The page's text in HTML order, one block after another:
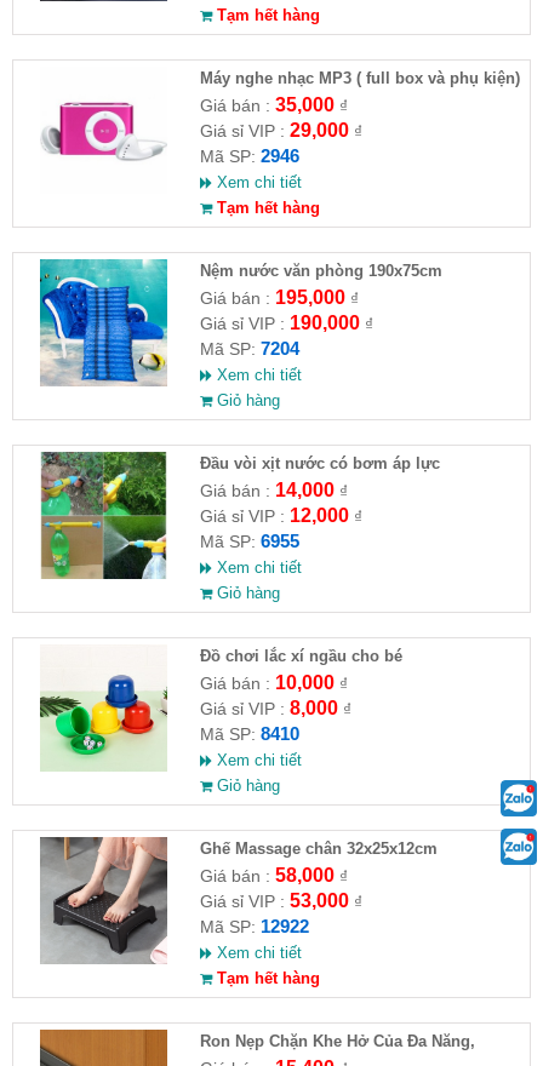
Tạm hết hàng
Máy nghe nhạc MP3 ( full box và phụ kiện)
Giá bán : 35,000₫
Giá sỉ VIP : 29,000₫
Mã SP: 2946
Xem chi tiết
Tạm hết hàng
Nệm nước văn phòng 190x75cm
Giá bán : 195,000₫
Giá sỉ VIP : 190,000₫
Mã SP: 7204
Xem chi tiết
Giỏ hàng
Đầu vòi xịt nước có bơm áp lực
Giá bán : 14,000₫
Giá sỉ VIP : 12,000₫
Mã SP: 6955
Xem chi tiết
Giỏ hàng
Đồ chơi lắc xí ngầu cho bé
Giá bán : 10,000₫
Giá sỉ VIP : 8,000₫
Mã SP: 8410
Xem chi tiết
Giỏ hàng
Ghế Massage chân 32x25x12cm
Giá bán : 58,000₫
Giá sỉ VIP : 53,000₫
Mã SP: 12922
Xem chi tiết
Tạm hết hàng
Ron Nẹp Chặn Khe Hở Của Đa Năng,